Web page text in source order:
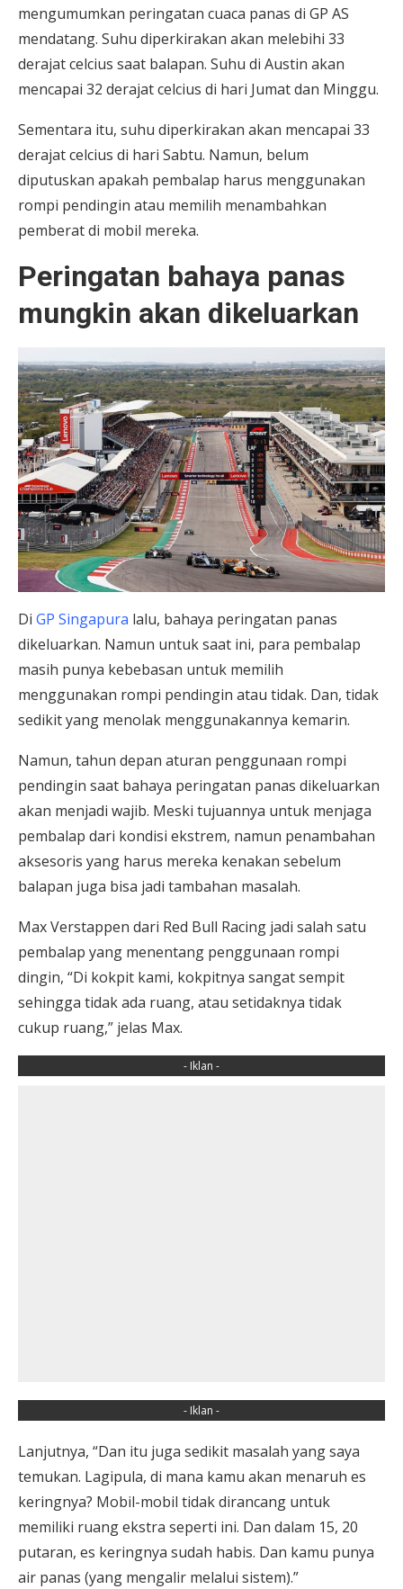
mengumumkan peringatan cuaca panas di GP AS
mendatang. Suhu diperkirakan akan melebihi 33
derajat celcius saat balapan. Suhu di Austin akan
mencapai 32 derajat celcius di hari Jumat dan Minggu.
Sementara itu, suhu diperkirakan akan mencapai 33
derajat celcius di hari Sabtu. Namun, belum
diputuskan apakah pembalap harus menggunakan
rompi pendingin atau memilih menambahkan
pemberat di mobil mereka.
Peringatan bahaya panas
mungkin akan dikeluarkan
Di GP Singapura lalu, bahaya peringatan panas
dikeluarkan. Namun untuk saat ini, para pembalap
masih punya kebebasan untuk memilih
menggunakan rompi pendingin atau tidak. Dan, tidak
sedikit yang menolak menggunakannya kemarin.
Namun, tahun depan aturan penggunaan rompi
pendingin saat bahaya peringatan panas dikeluarkan
akan menjadi wajib. Meski tujuannya untuk menjaga
pembalap dari kondisi ekstrem, namun penambahan
aksesoris yang harus mereka kenakan sebelum
balapan juga bisa jadi tambahan masalah.
Max Verstappen dari Red Bull Racing jadi salah satu
pembalap yang menentang penggunaan rompi
dingin, “Di kokpit kami, kokpitnya sangat sempit
sehingga tidak ada ruang, atau setidaknya tidak
cukup ruang,” jelas Max.
- Iklan -
- Iklan -
Lanjutnya, “Dan itu juga sedikit masalah yang saya
temukan. Lagipula, di mana kamu akan menaruh es
keringnya? Mobil-mobil tidak dirancang untuk
memiliki ruang ekstra seperti ini. Dan dalam 15, 20
putaran, es keringnya sudah habis. Dan kamu punya
air panas (yang mengalir melalui sistem).”